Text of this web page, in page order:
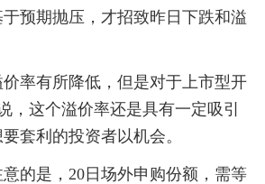
预期抛压，才招致昨日下跌和溢
有所降低，但是对于上市型开
，这个溢价率还是具有一定吸引
套利的投资者以机会。
是，20日场外申购份额，需等